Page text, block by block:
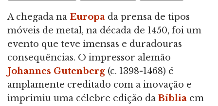
A chegada na Europa da prensa de tipos
móveis de metal, na década de 1450, foi um
evento que teve imensas e duradouras
consequências. O impressor alemão
Johannes Gutenberg (c. 1398-1468) é
amplamente creditado com a inovação e
imprimiu uma célebre edição da Bíblia em